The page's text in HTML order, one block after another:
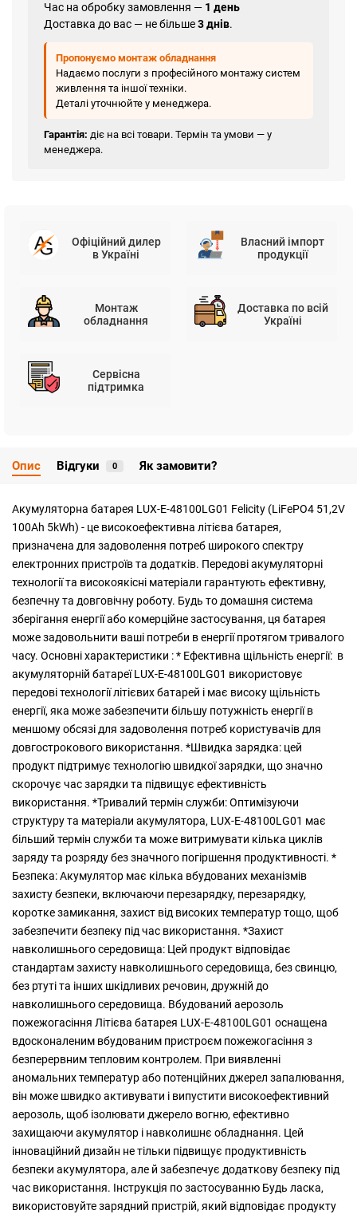
Час на обробку замовлення — 1 день
Доставка до вас — не більше3 днів.
Пропонуємо монтаж обладнання
Надаємо послуги з професійного монтажу систем
живлення та іншої техніки.
Деталі уточнюйте у менеджера.
Гарантія: діє на всі товари. Термін та умови — у
менеджера.
Офіційний дилер
в Україні
Власний імпорт
продукції
Монтаж
обладнання
Доставка по всій
Україні
Сервісна
підтримка
Опис Відгуки 0 Як замовити?
Акумуляторна батарея LUX-E-48100LG01 Felicity (LiFePO4 51,2V
100Ah 5kWh) - це високоефективна літієва батарея,
призначена для задоволення потреб широкого спектру
електронних пристроїв та додатків. Передові акумуляторні
технології та високоякісні матеріали гарантують ефективну,
безпечну та довговічну роботу. Будь то домашня система
зберігання енергії або комерційне застосування, ця батарея
може задовольнити ваші потреби в енергії протягом тривалого
часу. Основні характеристики : * Ефективна щільність енергії: в
акумуляторній батареї LUX-E-48100LG01 використовує
передові технології літієвих батарей і має високу щільність
енергії, яка може забезпечити більшу потужність енергії в
меншому обсязі для задоволення потреб користувачів для
довгострокового використання. *Швидка зарядка: цей
продукт підтримує технологію швидкої зарядки, що значно
скорочує час зарядки та підвищує ефективність
використання. *Тривалий термін служби: Оптимізуючи
структуру та матеріали акумулятора, LUX-E-48100LG01 має
більший термін служби та може витримувати кілька циклів
заряду та розряду без значного погіршення продуктивності. *
Безпека: Акумулятор має кілька вбудованих механізмів
захисту безпеки, включаючи перезарядку, перезарядку,
коротке замикання, захист від високих температур тощо, щоб
забезпечити безпеку під час використання. *Захист
навколишнього середовища: Цей продукт відповідає
стандартам захисту навколишнього середовища, без свинцю,
без ртуті та інших шкідливих речовин, дружній до
навколишнього середовища. Вбудований аерозоль
пожежогасіння Літієва батарея LUX-E-48100LG01 оснащена
вдосконаленим вбудованим пристроєм пожежогасіння з
безперервним тепловим контролем. При виявленні
аномальних температур або потенційних джерел запалювання,
він може швидко активувати і випустити високоефективний
аерозоль, щоб ізолювати джерело вогню, ефективно
захищаючи акумулятор і навколишнє обладнання. Цей
інноваційний дизайн не тільки підвищує продуктивність
безпеки акумулятора, але й забезпечує додаткову безпеку під
час використання. Інструкція по застосуванню Будь ласка,
використовуйте зарядний пристрій, який відповідає продукту